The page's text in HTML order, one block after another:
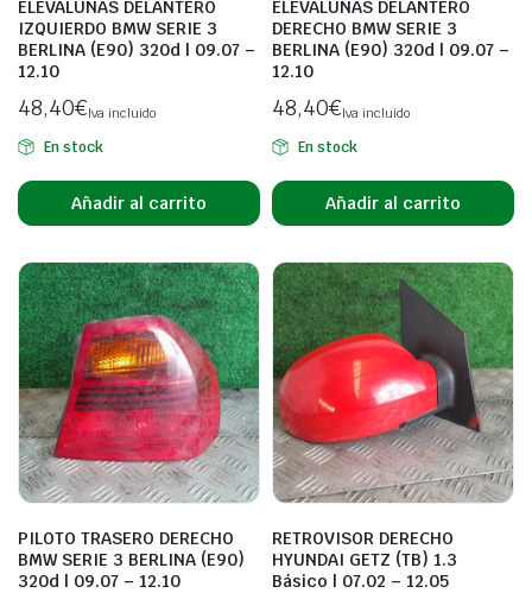
ELEVALUNAS DELANTERO
IZQUIERDO BMW SERIE 3
BERLINA (E90) 320d | 09.07 –
12.10
48,40€Iva incluido
En stock
Añadir al carrito
ELEVALUNAS DELANTERO
DERECHO BMW SERIE 3
BERLINA (E90) 320d | 09.07 –
12.10
48,40€Iva incluido
En stock
Añadir al carrito
PILOTO TRASERO DERECHO
BMW SERIE 3 BERLINA (E90)
320d | 09.07 – 12.10
RETROVISOR DERECHO
HYUNDAI GETZ (TB) 1.3
Básico | 07.02 – 12.05